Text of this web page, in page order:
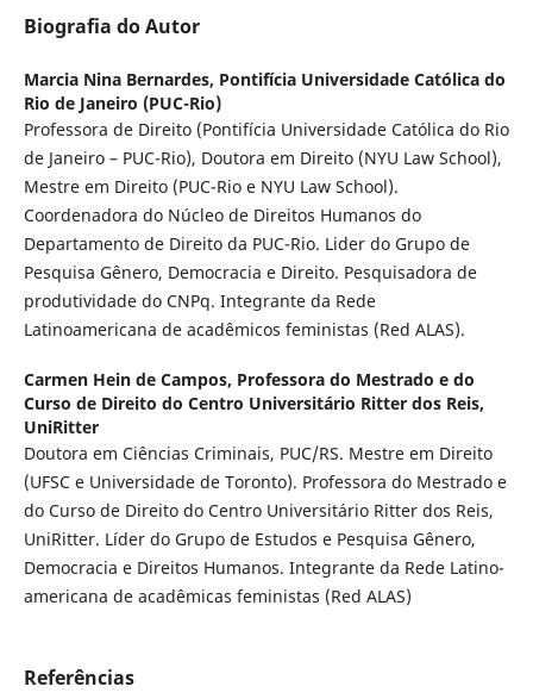
Biografia do Autor
Marcia Nina Bernardes, Pontifícia Universidade Católica do
Rio de Janeiro (PUC-Rio)
Professora de Direito (Pontifícia Universidade Católica do Rio
de Janeiro – PUC-Rio), Doutora em Direito (NYU Law School),
Mestre em Direito (PUC-Rio e NYU Law School).
Coordenadora do Núcleo de Direitos Humanos do
Departamento de Direito da PUC-Rio. Lider do Grupo de
Pesquisa Gênero, Democracia e Direito. Pesquisadora de
produtividade do CNPq. Integrante da Rede
Latinoamericana de acadêmicos feministas (Red ALAS).
Carmen Hein de Campos, Professora do Mestrado e do
Curso de Direito do Centro Universitário Ritter dos Reis,
UniRitter
Doutora em Ciências Criminais, PUC/RS. Mestre em Direito
(UFSC e Universidade de Toronto). Professora do Mestrado e
do Curso de Direito do Centro Universitário Ritter dos Reis,
UniRitter. Líder do Grupo de Estudos e Pesquisa Gênero,
Democracia e Direitos Humanos. Integrante da Rede Latino-
americana de acadêmicas feministas (Red ALAS)
Referências